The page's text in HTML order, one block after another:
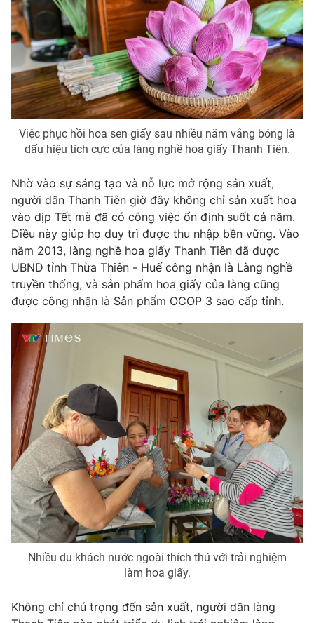
Việc phục hồi hoa sen giấy sau nhiều năm vắng bóng là
dấu hiệu tích cực của làng nghề hoa giấy Thanh Tiên.
Nhờ vào sự sáng tạo và nỗ lực mở rộng sản xuất,
người dân Thanh Tiên giờ đây không chỉ sản xuất hoa
vào dịp Tết mà đã có công việc ổn định suốt cả năm.
Điều này giúp họ duy trì được thu nhập bền vững. Vào
năm 2013, làng nghề hoa giấy Thanh Tiên đã được
UBND tỉnh Thừa Thiên - Huế công nhận là Làng nghề
truyền thống, và sản phẩm hoa giấy của làng cũng
được công nhận là Sản phẩm OCOP 3 sao cấp tỉnh.
Nhiều du khách nước ngoài thích thú với trải nghiệm
làm hoa giấy.
Không chỉ chú trọng đến sản xuất, người dân làng